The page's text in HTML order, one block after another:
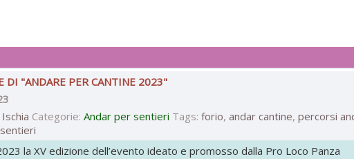
DI "ANDARE PER CANTINE 2023"
Categorie:Andar per sentieri Tags:forio,andar cantine,percorsi
la XV edizione dell’evento ideato e promosso dalla Pro Loco Panza